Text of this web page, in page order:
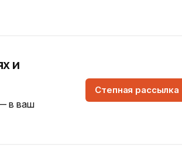
и
в ваш
Степная рассылка